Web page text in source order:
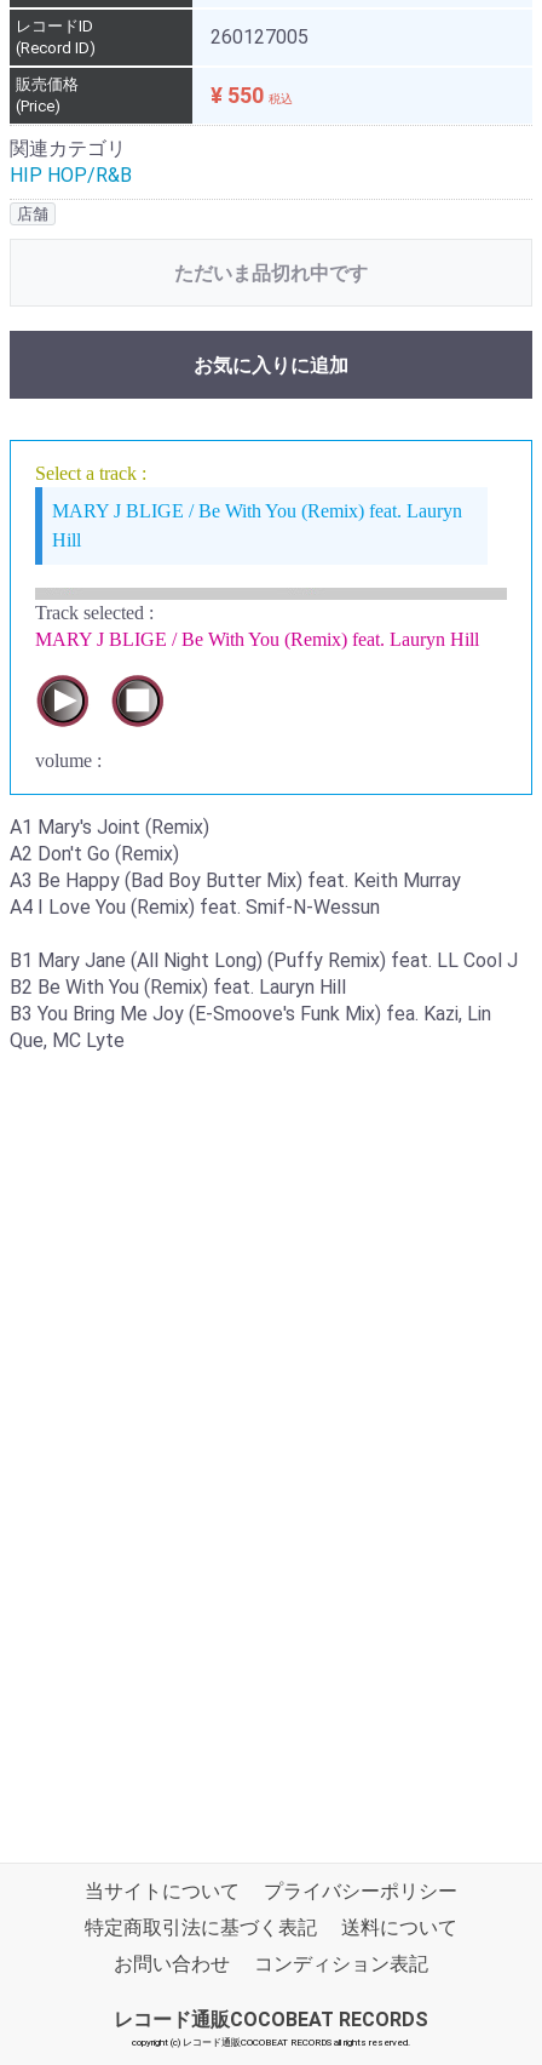
レコードID
(Record ID)
260127005
販売価格
(Price)
¥ 550 税込
関連カテゴリ
HIP HOP/R&B
店舗
ただいま品切れ中です
お気に入りに追加
Select a track :
MARY J BLIGE / Be With You (Remix) feat. Lauryn
Hill
Track selected :
MARY J BLIGE / Be With You (Remix) feat. Lauryn Hill
volume :
A1 Mary's Joint (Remix)
A2 Don't Go (Remix)
A3 Be Happy (Bad Boy Butter Mix) feat. Keith Murray
A4 I Love You (Remix) feat. Smif-N-Wessun
B1 Mary Jane (All Night Long) (Puffy Remix) feat. LL Cool J
B2 Be With You (Remix) feat. Lauryn Hill
B3 You Bring Me Joy (E-Smoove's Funk Mix) fea. Kazi, Lin
Que, MC Lyte
当サイトについて
プライバシーポリシー
特定商取引法に基づく表記
送料について
お問い合わせ
コンディション表記
レコード通販COCOBEAT RECORDS
copyright (c) レコード通販COCOBEAT RECORDS all rights reserved.